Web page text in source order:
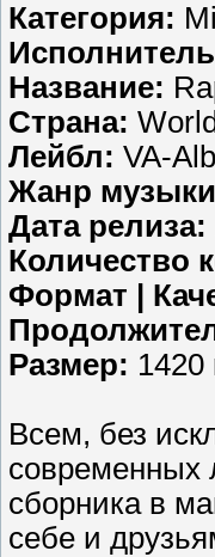
Категория:
Название:
Страна: World
Лейбл: VA-
Жанр
Дата релиза:
Количество
Формат |
Размер: 1420
Всем, без
современных
сборника в
себе и